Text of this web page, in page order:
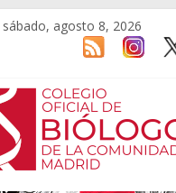
sábado, agosto 8, 2026